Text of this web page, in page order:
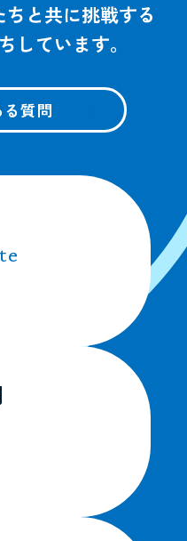
と共に挑戦する
しています。
質問